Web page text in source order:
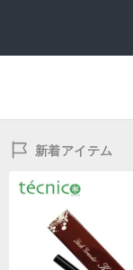
新着アイテム